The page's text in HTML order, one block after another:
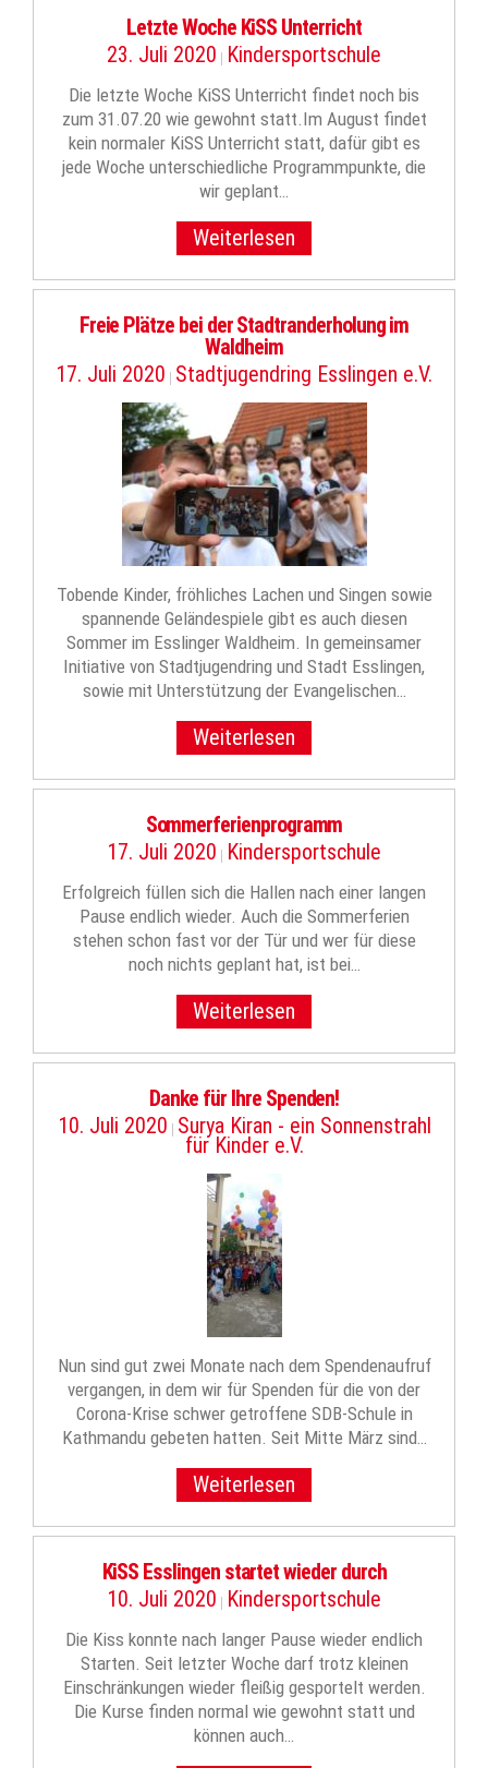
Letzte Woche KiSS Unterricht
23. Juli 2020 | Kindersportschule
Die letzte Woche KiSS Unterricht findet noch bis
zum 31.07.20 wie gewohnt statt.Im August findet
kein normaler KiSS Unterricht statt, dafür gibt es
jede Woche unterschiedliche Programmpunkte, die
wir geplant…
Weiterlesen
Freie Plätze bei der Stadtranderholung im
Waldheim
17. Juli 2020 | Stadtjugendring Esslingen e.V.
Tobende Kinder, fröhliches Lachen und Singen sowie
spannende Geländespiele gibt es auch diesen
Sommer im Esslinger Waldheim. In gemeinsamer
Initiative von Stadtjugendring und Stadt Esslingen,
sowie mit Unterstützung der Evangelischen…
Weiterlesen
Sommerferienprogramm
17. Juli 2020 | Kindersportschule
Erfolgreich füllen sich die Hallen nach einer langen
Pause endlich wieder. Auch die Sommerferien
stehen schon fast vor der Tür und wer für diese
noch nichts geplant hat, ist bei…
Weiterlesen
Danke für Ihre Spenden!
10. Juli 2020 | Surya Kiran - ein Sonnenstrahl
für Kinder e.V.
Nun sind gut zwei Monate nach dem Spendenaufruf
vergangen, in dem wir für Spenden für die von der
Corona-Krise schwer getroffene SDB-Schule in
Kathmandu gebeten hatten. Seit Mitte März sind…
Weiterlesen
KiSS Esslingen startet wieder durch
10. Juli 2020 | Kindersportschule
Die Kiss konnte nach langer Pause wieder endlich
Starten. Seit letzter Woche darf trotz kleinen
Einschränkungen wieder fleißig gesportelt werden.
Die Kurse finden normal wie gewohnt statt und
können auch…